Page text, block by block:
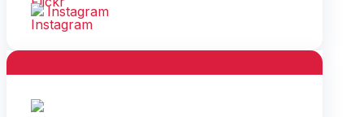
Instagram